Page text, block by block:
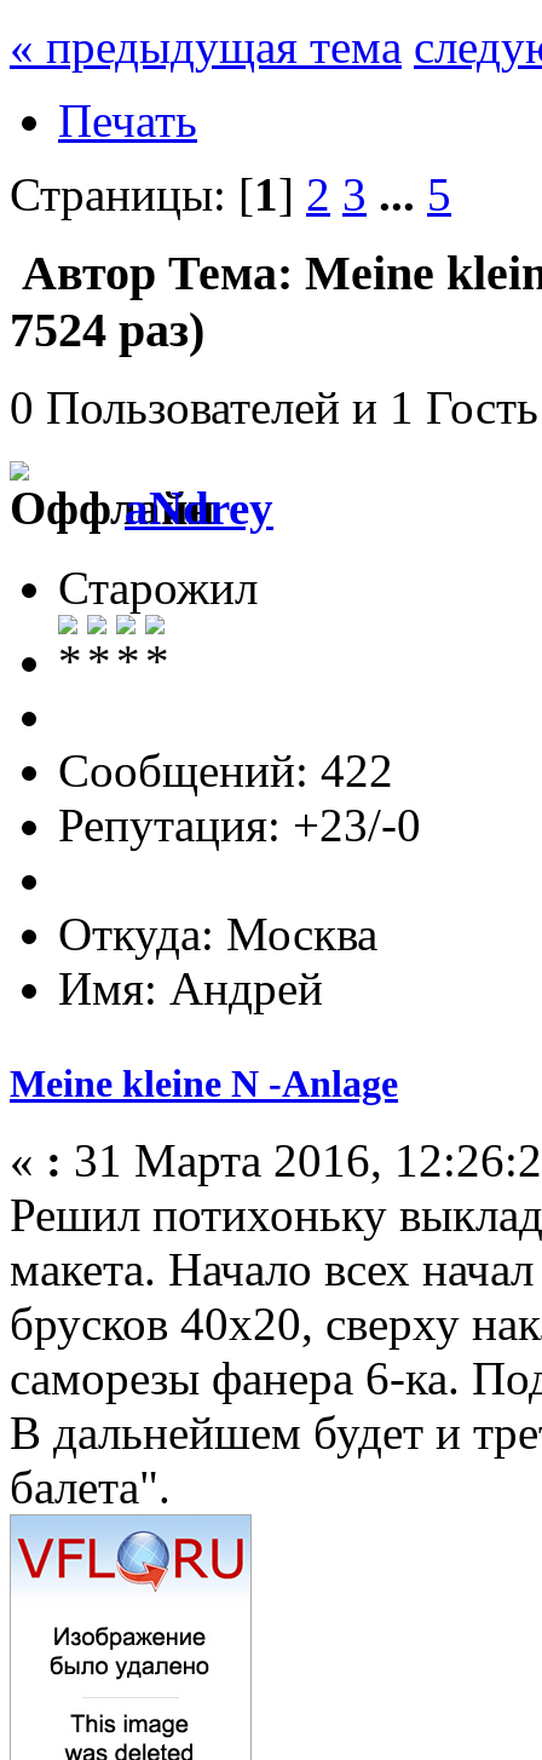
« предыдущая тема
Печать
Страницы: [1] 2 3 ... 5
Автор Тема: Meine
7524 раз)
0 Пользователей и 1
aNdrey
Старожил
Сообщений: 422
Репутация: +23/-0
Откуда: Москва
Имя: Андрей
Meine kleine N -Anlage
« : 31 Марта 2016,
Решил потихоньку
макета. Начало всех
брусков 40х20, сверху
саморезы фанера 6-ка.
В дальнейшем будет и
балета".